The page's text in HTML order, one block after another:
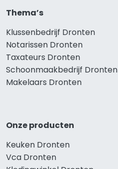
Thema’s
Klussenbedrijf Dronten
Notarissen Dronten
Taxateurs Dronten
Schoonmaakbedrijf Dronten
Makelaars Dronten
Onze producten
Keuken Dronten
Vca Dronten